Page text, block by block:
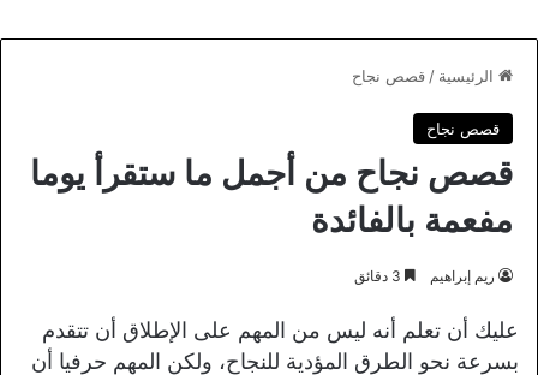
الرئيسية / قصص نجاح
قصص نجاح
قصص نجاح من أجمل ما ستقرأ يوما
مفعمة بالفائدة
ريم إبراهيم
عليك أن تعلم أنه ليس من المهم على الإطلاق أن تتقدم
بسرعة نحو الطرق المؤدية للنجاح، ولكن المهم حرفيا أن